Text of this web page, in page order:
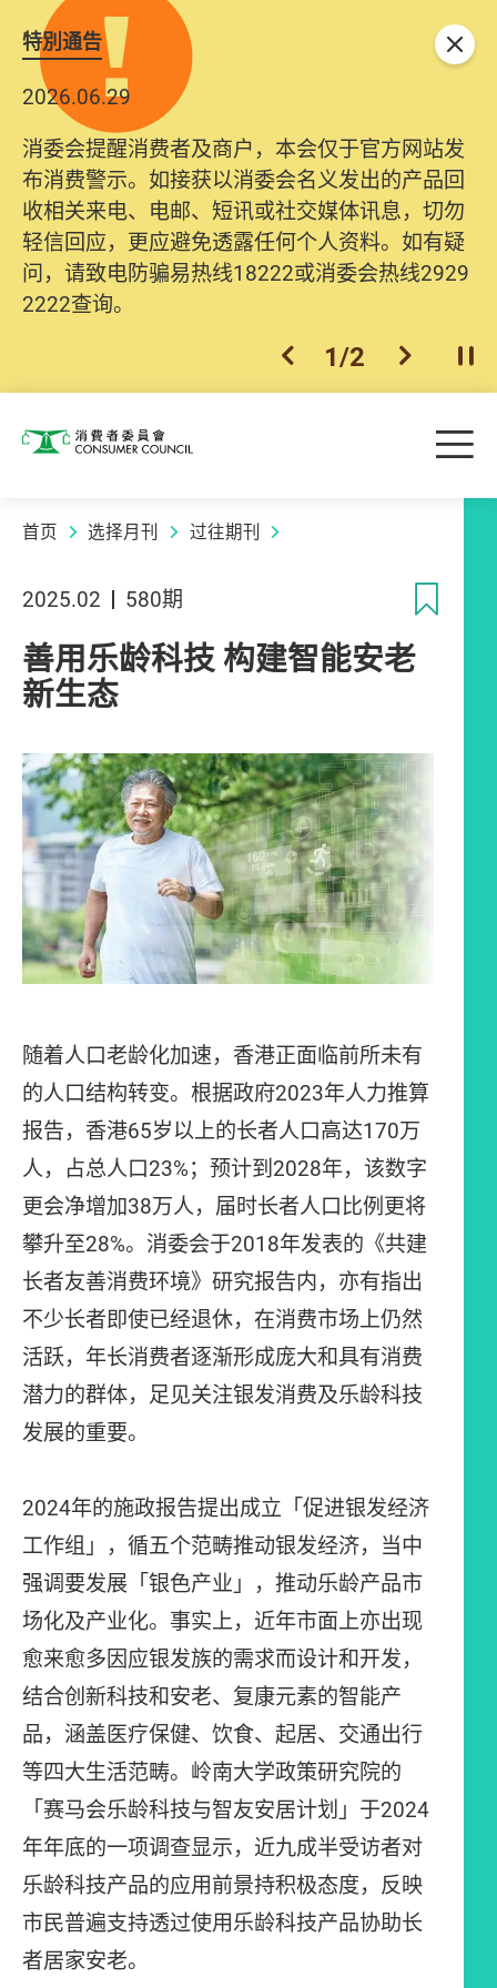
特別通告
2026.06.29
消委会提醒消费者及商户，本会仅于官方网站发
布消费警示。如接获以消委会名义发出的产品回
收相关来电、电邮、短讯或社交媒体讯息，切勿
轻信回应，更应避免透露任何个人资料。如有疑
问，请致电防骗易热线18222或消委会热线2929
2222查询。
上一个
1/2 下一个开
关闭
消费者委员会 目
首页 选择月刊 过往期刊
2025.02 580期
善用乐龄科技 构建智能安老
新生态
随着人口老龄化加速，香港正面临前所未有
的人口结构转变。根据政府2023年人力推算
报告，香港65岁以上的长者人口高达170万
人，占总人口23%；预计到2028年，该数字
更会净增加38万人，届时长者人口比例更将
攀升至28%。消委会于2018年发表的《共建
长者友善消费环境》研究报告内，亦有指出
不少长者即使已经退休，在消费市场上仍然
活跃，年长消费者逐渐形成庞大和具有消费
潜力的群体，足见关注银发消费及乐龄科技
发展的重要。
2024年的施政报告提出成立「促进银发经济
工作组」，循五个范畴推动银发经济，当中
强调要发展「银色产业」，推动乐龄产品市
场化及产业化。事实上，近年市面上亦出现
愈来愈多因应银发族的需求而设计和开发，
结合创新科技和安老、复康元素的智能产
品，涵盖医疗保健、饮食、起居、交通出行
等四大生活范畴。岭南大学政策研究院的
「赛马会乐龄科技与智友安居计划」于2024
年年底的一项调查显示，近九成半受访者对
乐龄科技产品的应用前景持积极态度，反映
市民普遍支持透过使用乐龄科技产品协助长
者居家安老。